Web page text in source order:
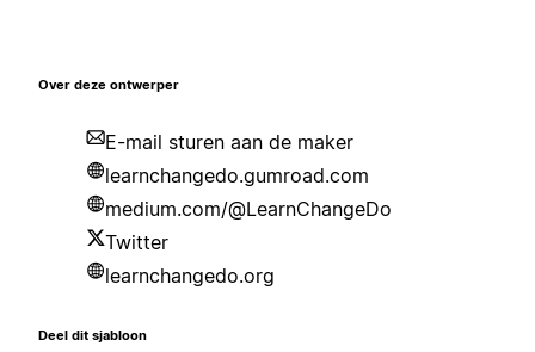
Over deze ontwerper
E-mail sturen aan de maker
learnchangedo.gumroad.com
medium.com/@LearnChangeDo
Twitter
learnchangedo.org
Deel dit sjabloon